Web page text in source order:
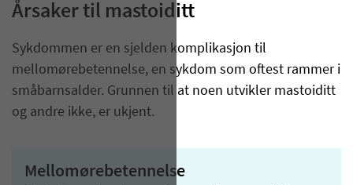
Årsaker til mastoiditt
Sykdommen er en sjelden komplikasjon til
mellomørebetennelse, en sykdom som oftest rammer i
småbarnsalder. Grunnen til at noen utvikler mastoiditt
og andre ikke, er ukjent.
Mellomørebetennelse